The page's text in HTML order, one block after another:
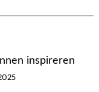
inspireren